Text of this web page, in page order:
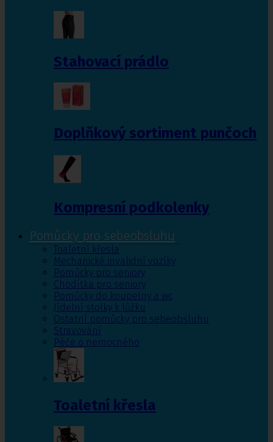
Stahovací prádlo
Doplňkový sortiment punčoch
Kompresní podkolenky
Pomůcky pro sebeobsluhu
Toaletní křesla
Mechanické invalidní vozíky
Pomůcky pro seniory
Chodítka pro seniory
Pomůcky do koupelny a wc
Jídelní stolky k lůžku
Ostatní pomůcky pro sebeobsluhu
Stravování
Péče o nemocného
Toaletní křesla